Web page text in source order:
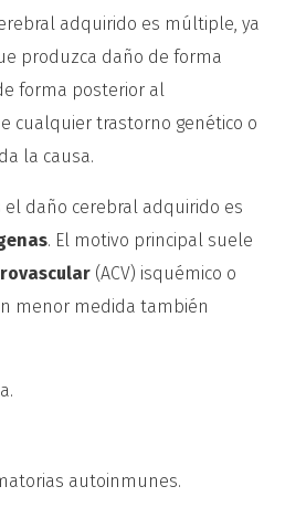
adquirido es múltiple, ya
produzca daño de forma
forma posterior al
cualquier trastorno genético o
la causa.
el daño cerebral adquirido es
. El motivo principal suele
(ACV) isquémico o
menor medida también
autoinmunes.